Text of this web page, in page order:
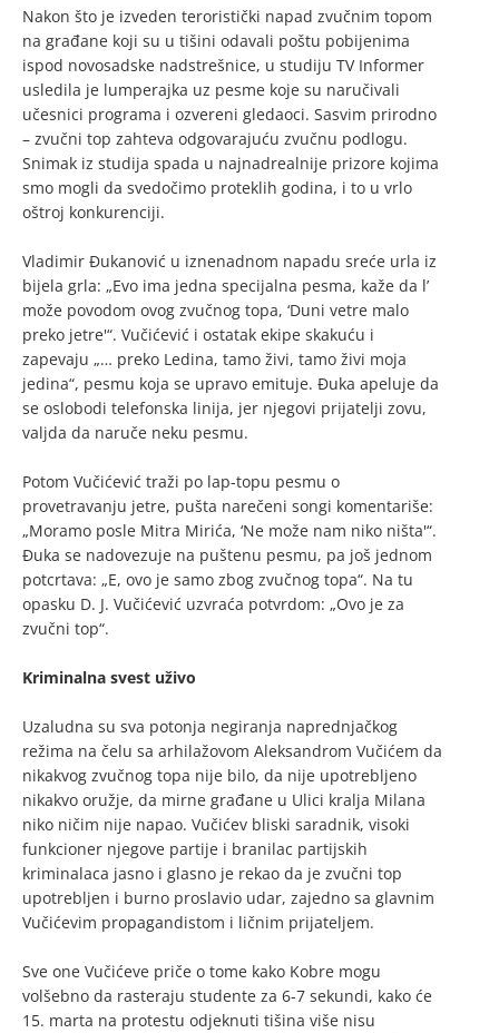
Nakon što je izveden teroristički napad zvučnim topom
na građane koji su u tišini odavali poštu pobijenima
ispod novosadske nadstrešnice, u studiju TV Informer
usledila je lumperajka uz pesme koje su naručivali
učesnici programa i ozvereni gledaoci. Sasvim prirodno
– zvučni top zahteva odgovarajuću zvučnu podlogu.
Snimak iz studija spada u najnadrealnije prizore kojima
smo mogli da svedočimo proteklih godina, i to u vrlo
oštroj konkurenciji.
Vladimir Đukanović u iznenadnom napadu sreće urla iz
bijela grla: „Evo ima jedna specijalna pesma, kaže da l’
može povodom ovog zvučnog topa, ‘Duni vetre malo
preko jetre'“. Vučićević i ostatak ekipe skakuću i
zapevaju „… preko Ledina, tamo živi, tamo živi moja
jedina“, pesmu koja se upravo emituje. Đuka apeluje da
se oslobodi telefonska linija, jer njegovi prijatelji zovu,
valjda da naruče neku pesmu.
Potom Vučićević traži po lap-topu pesmu o
provetravanju jetre, pušta narečeni songi komentariše:
„Moramo posle Mitra Mirića, ‘Ne može nam niko ništa'“.
Đuka se nadovezuje na puštenu pesmu, pa još jednom
potcrtava: „E, ovo je samo zbog zvučnog topa“. Na tu
opasku D. J. Vučićević uzvraća potvrdom: „Ovo je za
zvučni top“.
Kriminalna svest uživo
Uzaludna su sva potonja negiranja naprednjačkog
režima na čelu sa arhilažovom Aleksandrom Vučićem da
nikakvog zvučnog topa nije bilo, da nije upotrebljeno
nikakvo oružje, da mirne građane u Ulici kralja Milana
niko ničim nije napao. Vučićev bliski saradnik, visoki
funkcioner njegove partije i branilac partijskih
kriminalaca jasno i glasno je rekao da je zvučni top
upotrebljen i burno proslavio udar, zajedno sa glavnim
Vučićevim propagandistom i ličnim prijateljem.
Sve one Vučićeve priče o tome kako Kobre mogu
volšebno da rasteraju studente za 6-7 sekundi, kako će
15. marta na protestu odjeknuti tišina više nisu